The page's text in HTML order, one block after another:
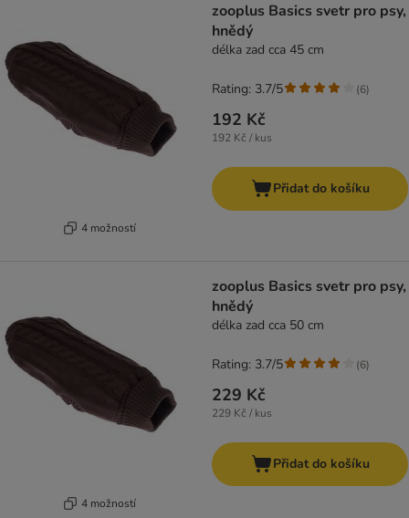
4 možností
zooplus Basics svetr pro psy,
hnědý
délka zad cca 45 cm
192 Kč
192 Kč / kus
Rating: 3.7/5 (6)
Přidat do košíku
4 možností
zooplus Basics svetr pro psy,
hnědý
délka zad cca 50 cm
229 Kč
229 Kč / kus
Rating: 3.7/5 (6)
Přidat do košíku